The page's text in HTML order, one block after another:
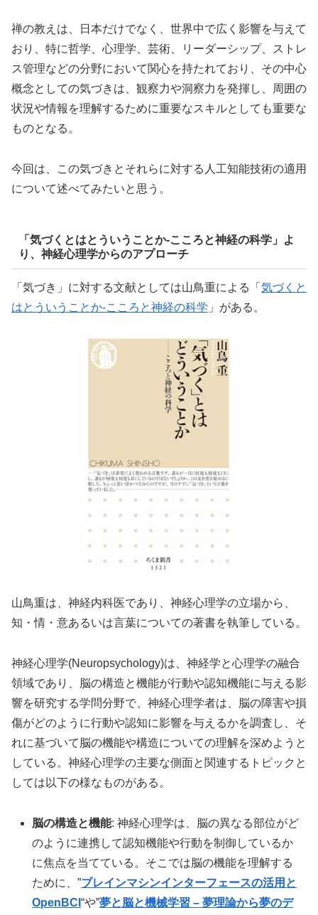
禅の教えは、日本だけでなく、世界中で広く影響を与えて
おり、特に哲学、心理学、芸術、リーダーシップ、ストレ
ス管理などの分野において関心を持たれており、その中心
概念としての気づきは、観察力や洞察力を発揮し、周囲の
状況や情報を理解するために重要なスキルとしても重要な
ものとなる。
今回は、この気づきとそれらに対する人工知能技術の適用
について述べてみたいと思う。
「気づくとはとういうことか-こころと神経の科学」よ
り、神経心理学からのアプローチ
「気づき」に対する文献としては山鳥重による「 気づくと
はとういうことか-こころと神経の科学 」がある。
山鳥重は、 神経内科医であり、神経心理学の立場から、
知・情・意あるいは言葉についての著書を執筆している。
神経心理学(Neuropsychology)は、神経学と心理学の融合
領域であり、脳の構造と機能が行動や認知機能に与える影
響を研究する学問分野で、神経心理学者は、脳の障害や損
傷がどのように行動や認知に影響を与えるかを調査し、そ
れに基づいて脳の機能や構造についての理解を深めようと
している。神経心理学の主要な側面と関連するトピックと
しては以下の様なものがある。
脳の構造と機能: 神経心理学は、脳の異なる部位がど
のように連携して認知機能や行動を制御しているか
に焦点を当てている。そこでは脳の機能を理解する
ために、”ブレインマシンインターフェースの活用と
OpenBCI“や”夢と脳と機械学習 – 夢理論から夢のデ